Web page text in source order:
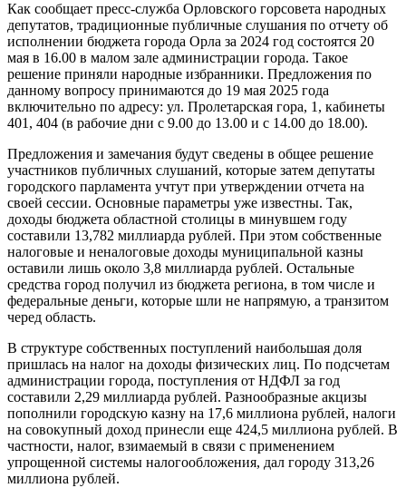
Как сообщает пресс-служба Орловского горсовета народных
депутатов, традиционные публичные слушания по отчету об
исполнении бюджета города Орла за 2024 год состоятся 20
мая в 16.00 в малом зале администрации города. Такое
решение приняли народные избранники. Предложения по
данному вопросу принимаются до 19 мая 2025 года
включительно по адресу: ул. Пролетарская гора, 1, кабинеты
401, 404 (в рабочие дни с 9.00 до 13.00 и с 14.00 до 18.00).
Предложения и замечания будут сведены в общее решение
участников публичных слушаний, которые затем депутаты
городского парламента учтут при утверждении отчета на
своей сессии. Основные параметры уже известны. Так,
доходы бюджета областной столицы в минувшем году
составили 13,782 миллиарда рублей. При этом собственные
налоговые и неналоговые доходы муниципальной казны
оставили лишь около 3,8 миллиарда рублей. Остальные
средства город получил из бюджета региона, в том числе и
федеральные деньги, которые шли не напрямую, а транзитом
черед область.
В структуре собственных поступлений наибольшая доля
пришлась на налог на доходы физических лиц. По подсчетам
администрации города, поступления от НДФЛ за год
составили 2,29 миллиарда рублей. Разнообразные акцизы
пополнили городскую казну на 17,6 миллиона рублей, налоги
на совокупный доход принесли еще 424,5 миллиона рублей. В
частности, налог, взимаемый в связи с применением
упрощенной системы налогообложения, дал городу 313,26
миллиона рублей.